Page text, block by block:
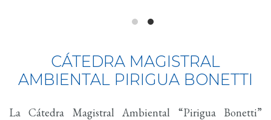
CÁTEDRA MAGISTRAL
AMBIENTAL PIRIGUA BONETTI
La Cátedra Magistral Ambiental “Pirigua Bonetti”